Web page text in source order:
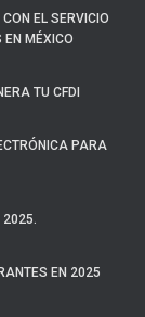
EL SERVICIO
EN MÉXICO
TU CFDI
PARA
2025.
EN 2025